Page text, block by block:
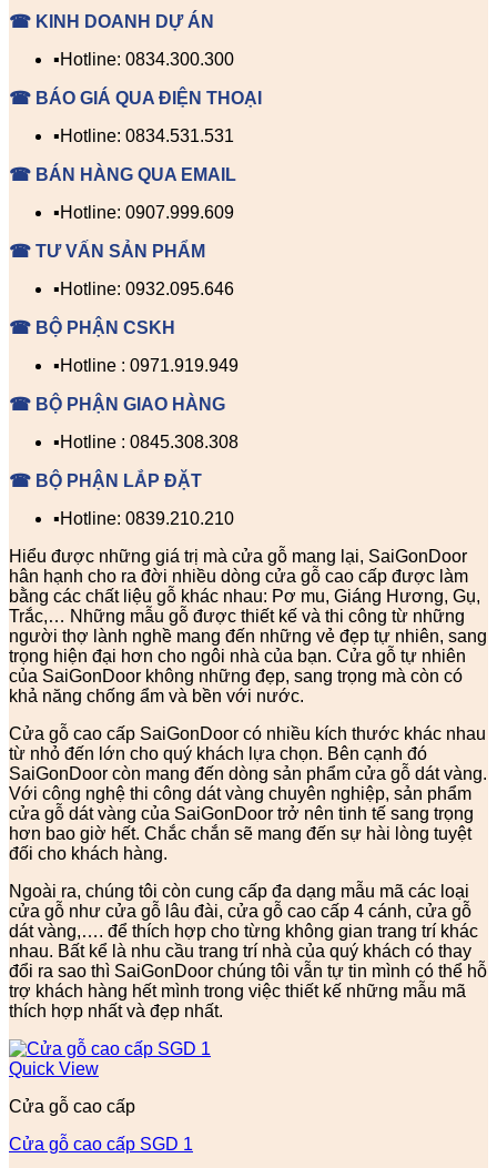
☎ KINH DOANH DỰ ÁN
▪️Hotline: 0834.300.300
☎ BÁO GIÁ QUA ĐIỆN THOẠI
▪️Hotline: 0834.531.531
☎ BÁN HÀNG QUA EMAIL
▪️Hotline: 0907.999.609
☎ TƯ VẤN SẢN PHẨM
▪️Hotline: 0932.095.646
☎ BỘ PHẬN CSKH
▪️Hotline : 0971.919.949
☎ BỘ PHẬN GIAO HÀNG
▪️Hotline : 0845.308.308
☎ BỘ PHẬN LẮP ĐẶT
▪️Hotline: 0839.210.210
Hiểu được những giá trị mà cửa gỗ mang lại, SaiGonDoor
hân hạnh cho ra đời nhiều dòng cửa gỗ cao cấp được làm
bằng các chất liệu gỗ khác nhau: Pơ mu, Giáng Hương, Gụ,
Trắc,… Những mẫu gỗ được thiết kế và thi công từ những
người thợ lành nghề mang đến những vẻ đẹp tự nhiên, sang
trọng hiện đại hơn cho ngôi nhà của bạn. Cửa gỗ tự nhiên
của SaiGonDoor không những đẹp, sang trọng mà còn có
khả năng chống ẩm và bền với nước.
Cửa gỗ cao cấp SaiGonDoor có nhiều kích thước khác nhau
từ nhỏ đến lớn cho quý khách lựa chọn. Bên cạnh đó
SaiGonDoor còn mang đến dòng sản phẩm cửa gỗ dát vàng.
Với công nghệ thi công dát vàng chuyên nghiệp, sản phẩm
cửa gỗ dát vàng của SaiGonDoor trở nên tinh tế sang trọng
hơn bao giờ hết. Chắc chắn sẽ mang đến sự hài lòng tuyệt
đối cho khách hàng.
Ngoài ra, chúng tôi còn cung cấp đa dạng mẫu mã các loại
cửa gỗ như cửa gỗ lâu đài, cửa gỗ cao cấp 4 cánh, cửa gỗ
dát vàng,…. để thích hợp cho từng không gian trang trí khác
nhau. Bất kể là nhu cầu trang trí nhà của quý khách có thay
đổi ra sao thì SaiGonDoor chúng tôi vẫn tự tin mình có thể hỗ
trợ khách hàng hết mình trong việc thiết kế những mẫu mã
thích hợp nhất và đẹp nhất.
Quick View
Cửa gỗ cao cấp
Cửa gỗ cao cấp SGD 1